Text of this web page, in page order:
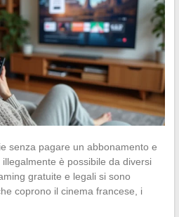
senza pagare un abbonamento e
è possibile da diversi
gratuite e legali si sono
coprono il cinema francese, i